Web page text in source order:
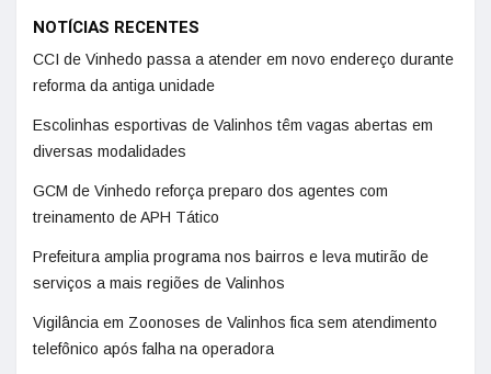
NOTÍCIAS RECENTES
CCI de Vinhedo passa a atender em novo endereço durante
reforma da antiga unidade
Escolinhas esportivas de Valinhos têm vagas abertas em
diversas modalidades
GCM de Vinhedo reforça preparo dos agentes com
treinamento de APH Tático
Prefeitura amplia programa nos bairros e leva mutirão de
serviços a mais regiões de Valinhos
Vigilância em Zoonoses de Valinhos fica sem atendimento
telefônico após falha na operadora